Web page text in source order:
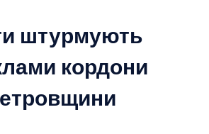
штурмують
кордони